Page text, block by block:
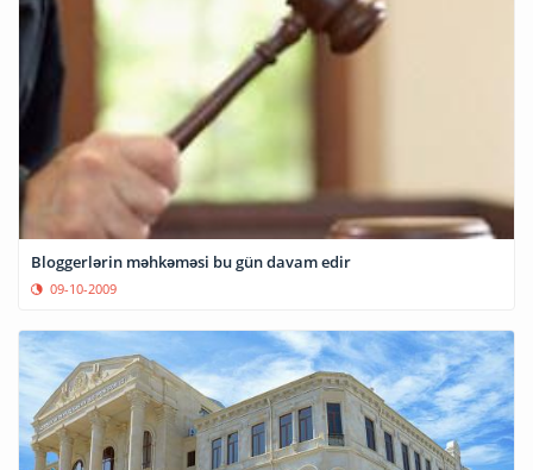
Bloggerlərin məhkəməsi bu gün davam edir
09-10-2009